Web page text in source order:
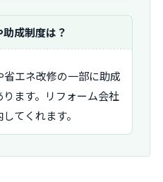
成制度は？
省エネ改修の一部に助成
ます。リフォーム会社
てくれます。